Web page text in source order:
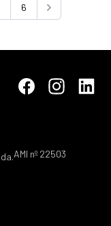
6
Next
AMI nº 22503